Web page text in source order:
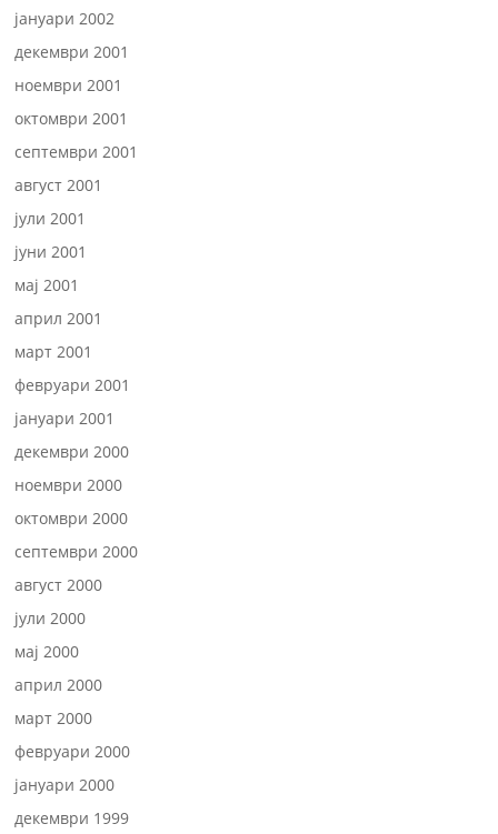
јануари 2002
декември 2001
ноември 2001
октомври 2001
септември 2001
август 2001
јули 2001
јуни 2001
мај 2001
април 2001
март 2001
февруари 2001
јануари 2001
декември 2000
ноември 2000
октомври 2000
септември 2000
август 2000
јули 2000
мај 2000
април 2000
март 2000
февруари 2000
јануари 2000
декември 1999